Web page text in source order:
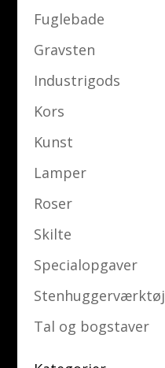
Fuglebade
Gravsten
Industrigods
Kors
Kunst
Lamper
Roser
Skilte
Specialopgaver
Stenhuggerværktøj
Tal og bogstaver